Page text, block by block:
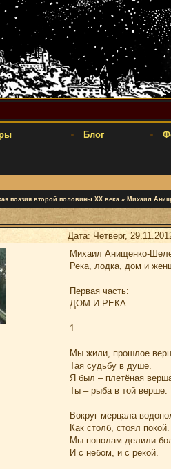
Блог
поэзия второй половины XX века » Михаил
Дата: Четверг,
Михаил Анищенко-
Река, лодка, дом и
Первая часть:
ДОМ И РЕКА
1.
Мы жили, прошлое
Тая судьбу в душе.
Я был – плетёная
Ты – рыба в той верше.
Вокруг мерцала
Как столб, стоял покой.
Мы пополам делили
И с небом, и с рекой.